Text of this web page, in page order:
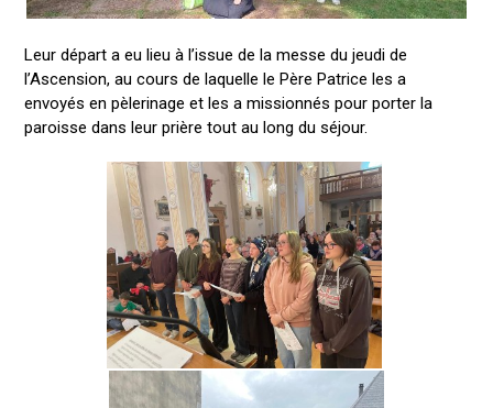
Leur départ a eu lieu à l’issue de la messe du jeudi de
l’Ascension, au cours de laquelle le Père Patrice les a
envoyés en pèlerinage et les a missionnés pour porter la
paroisse dans leur prière tout au long du séjour.